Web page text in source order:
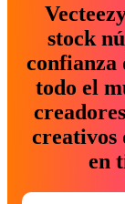
stock
confianza
todo el
creativos
en